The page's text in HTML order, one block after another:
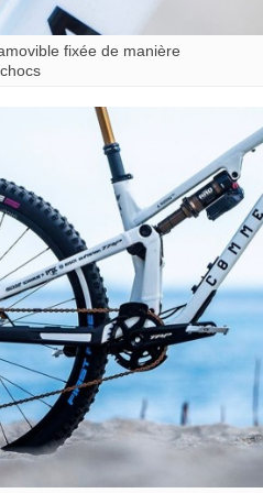
fixée de manière